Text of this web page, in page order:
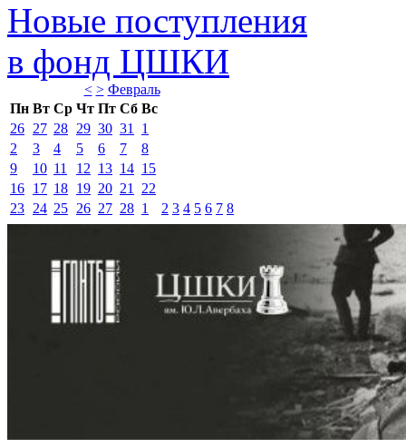
Новые поступления
в фонд ЦШКИ
< > Февраль
Пн Вт Ср Чт Пт Сб Вс
26 27 28 29 30 31
1
2
3 4 5 6 7
8
9
10 11 12 13 14 15
16 17 18 19 20 21
22
23 24 25 26 27 28 1 2 3 4 5 6 7 8